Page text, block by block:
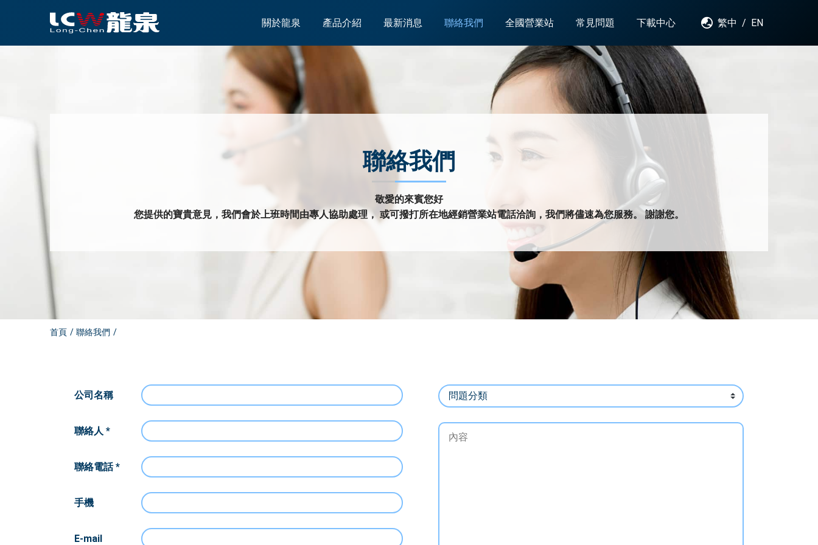
關於龍泉 產品介紹 最新消息 聯絡我們 全國營業站 常見問題 下載中心 繁中 / EN
聯絡我們
敬愛的來賓您好
您提供的寶貴意見，我們會於上班時間由專人協助處理， 或可撥打所在地經銷營業站電話洽詢，我們將儘速為您服務。 謝謝您。
首頁 聯絡我們
公司名稱
聯絡人 *
聯絡電話 *
手機
E-mail